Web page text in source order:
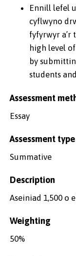
Ennill lefel
cyflwyno
fyfyrwyr a’r
high level
by
students
Assessment
Essay
Assessment type
Summative
Description
Aseiniad 1,500 o
Weighting
50%